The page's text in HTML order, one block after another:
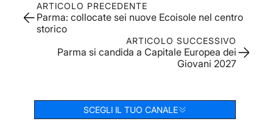
ARTICOLO PRECEDENTE
Parma: collocate sei nuove Ecoisole nel centro
storico
ARTICOLO SUCCESSIVO
Parma si candida a Capitale Europea dei
Giovani 2027
SCEGLI IL TUO CANALE